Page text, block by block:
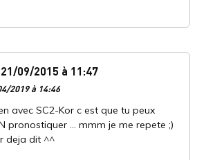
09/2015 à 11:47
2019 à 14:46
avec SC2-Kor c est que tu peux
pronostiquer ... mmm je me repete ;)
deja dit ^^